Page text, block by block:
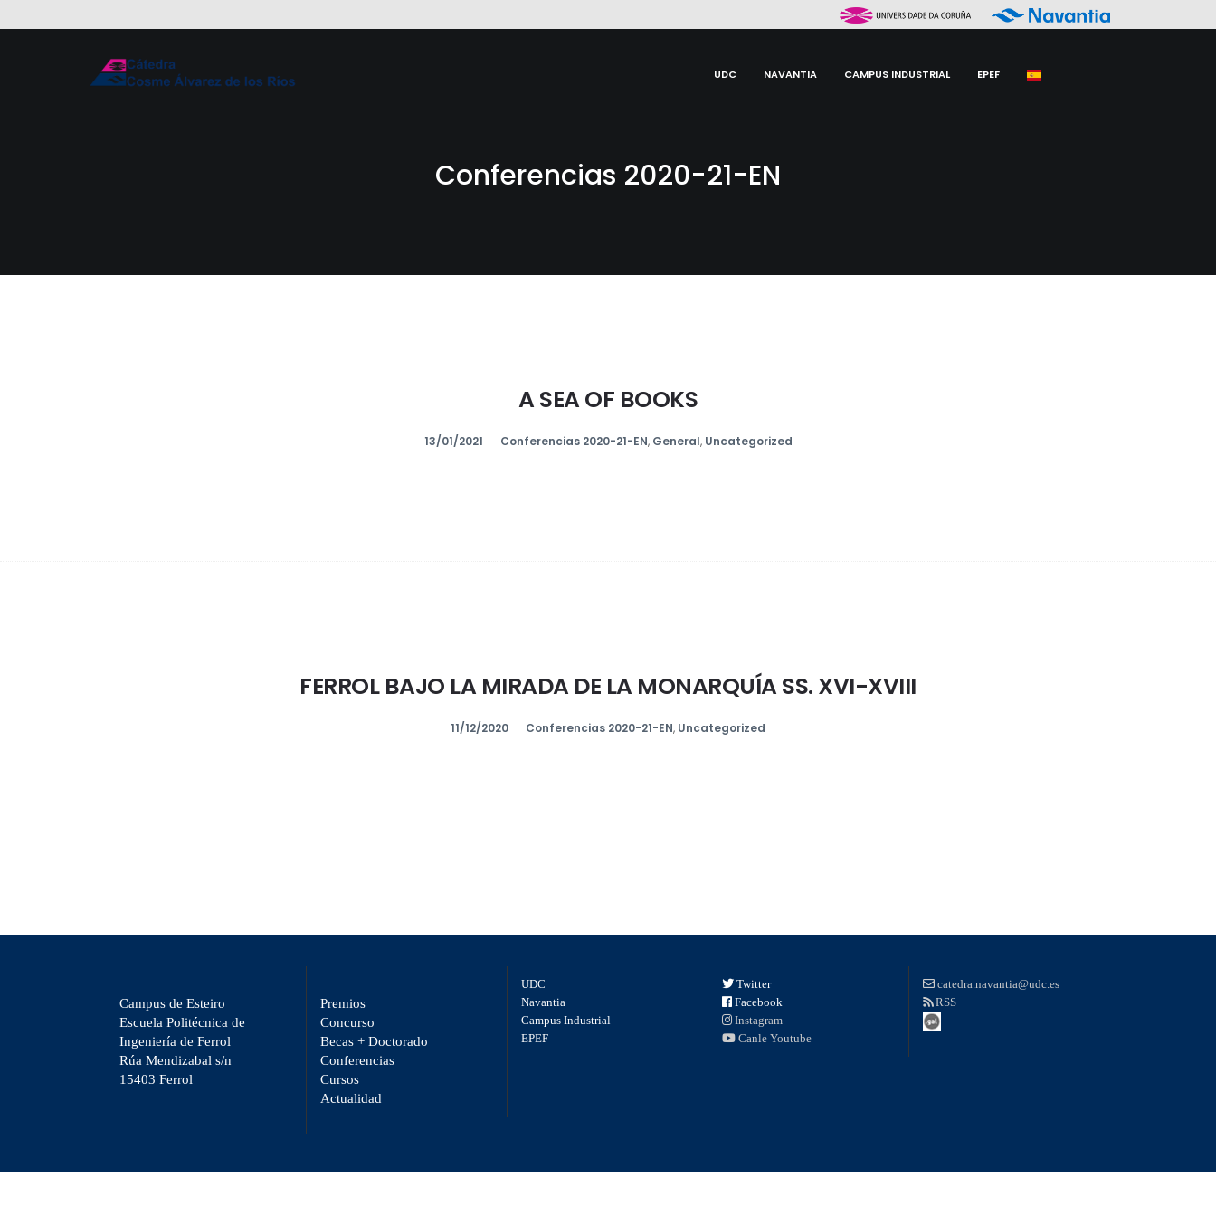
UDC NAVANTIA CAMPUS INDUSTRIAL EPEF
Conferencias 2020-21-EN
A SEA OF BOOKS
13/01/2021 Conferencias 2020-21-EN, General, Uncategorized
FERROL BAJO LA MIRADA DE LA MONARQUÍA SS. XVI-XVIII
11/12/2020 Conferencias 2020-21-EN, Uncategorized
Campus de Esteiro
Escuela Politécnica de
Ingeniería de Ferrol
Rúa Mendizabal s/n
15403 Ferrol
Premios
Concurso
Becas + Doctorado
Conferencias
Cursos
Actualidad
UDC
Navantia
Campus Industrial
EPEF
Twitter
Facebook
Instagram
Canle Youtube
catedra.navantia@udc.es
RSS